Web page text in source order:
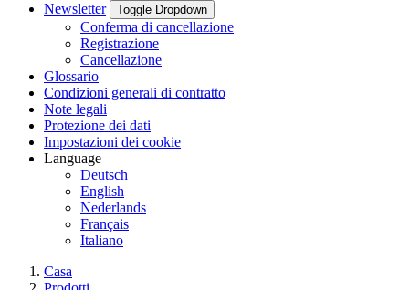
Newsletter
Toggle Dropdown
Conferma di cancellazione
Registrazione
Cancellazione
Glossario
Condizioni generali di contratto
Note legali
Protezione dei dati
Impostazioni dei cookie
Language
Deutsch
English
Nederlands
Français
Italiano
Casa